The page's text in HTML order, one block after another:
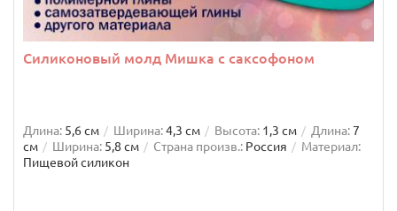
Силиконовый молд Мишка с саксофоном
Длина: 5,6 см Ширина:4,3 см Высота: 1,3 см Длина:7
см
Ширина: 5,8 см Страна произв.: Россия
Материал:
Пищевой силикон